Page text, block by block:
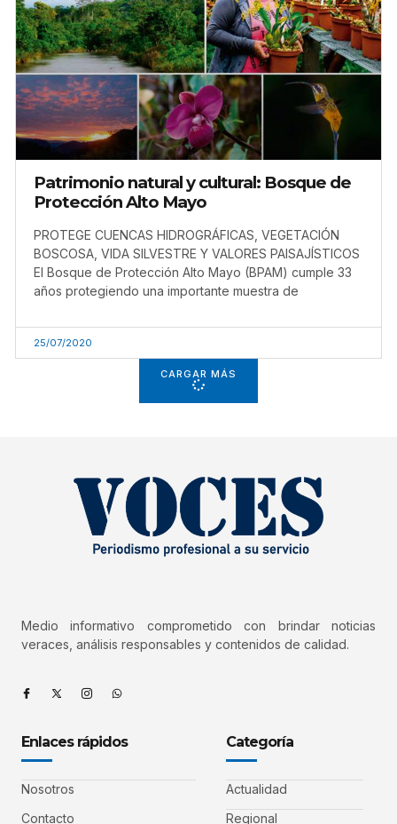
Patrimonio natural y cultural: Bosque de
Protección Alto Mayo
PROTEGE CUENCAS HIDROGRÁFICAS, VEGETACIÓN
BOSCOSA, VIDA SILVESTRE Y VALORES PAISAJÍSTICOS
El Bosque de Protección Alto Mayo (BPAM) cumple 33
años protegiendo una importante muestra de
25/07/2020
CARGAR MÁS
Medio informativo comprometido con brindar noticias
veraces, análisis responsables y contenidos de calidad.
Enlaces rápidos
Nosotros
Contacto
Categoría
Actualidad
Regional